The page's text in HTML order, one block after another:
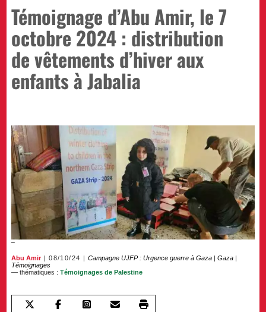
Témoignage d’Abu Amir, le 7
octobre 2024 : distribution
de vêtements d’hiver aux
enfants à Jabalia
Abu Amir 08/10/24 Campagne UJFP : Urgence guerre à Gaza |Gaza |
Témoignages
— thématiques :Témoignages de Palestine